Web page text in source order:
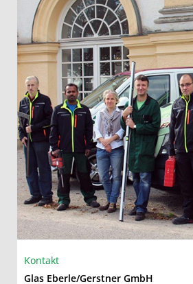
Kontakt
Glas Eberle/Gerstner GmbH